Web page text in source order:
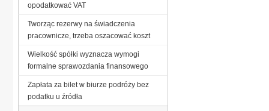
opodatkować VAT
Tworząc rezerwy na świadczenia
pracownicze, trzeba oszacować koszt
Wielkość spółki wyznacza wymogi
formalne sprawozdania finansowego
Zapłata za bilet w biurze podróży bez
podatku u źródła